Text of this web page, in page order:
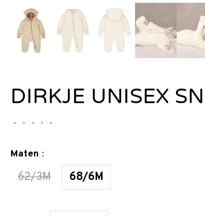
DIRKJE UNISEX
• • • • •
Maten :
62/3M 68/6M